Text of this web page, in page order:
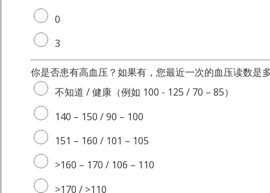
0
3
你是否患有高血压？如果有，您最近一次的血压读数是
不知道 / 健康（例如 100 - 125 / 70 – 85）
140 – 150 / 90 – 100
151 – 160 / 101 – 105
>160 – 170 / 106 – 110
>170 / >110